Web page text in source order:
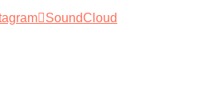
SoundCloud